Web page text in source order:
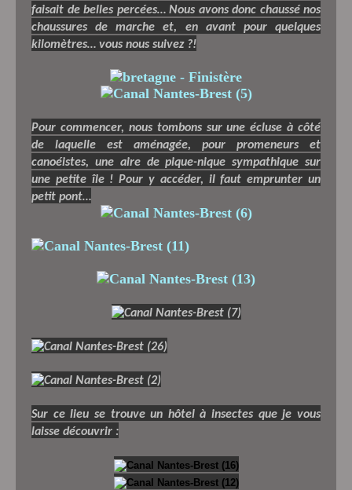
faisait de belles percées… Nous avons donc chaussé nos
chaussures de marche et, en avant pour quelques
kilomètres… vous nous suivez ?!
Pour commencer, nous tombons sur une écluse à côté
de laquelle est aménagée, pour promeneurs et
canoéistes, une aire de pique-nique sympathique sur
une petite île ! Pour y accéder, il faut emprunter un
petit pont…
Sur ce lieu se trouve un hôtel à insectes que je vous
laisse découvrir :